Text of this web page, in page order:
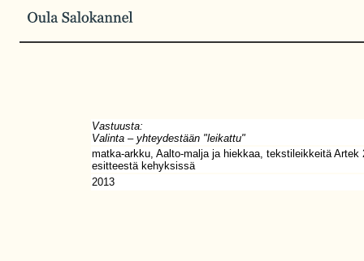
Vastuusta:
Valinta –yhteydestään "leikattu"
matka-arkku, Aalto-malja ja hiekkaa, tekstileikkeitä Artek
esitteestä kehyksissä
2013